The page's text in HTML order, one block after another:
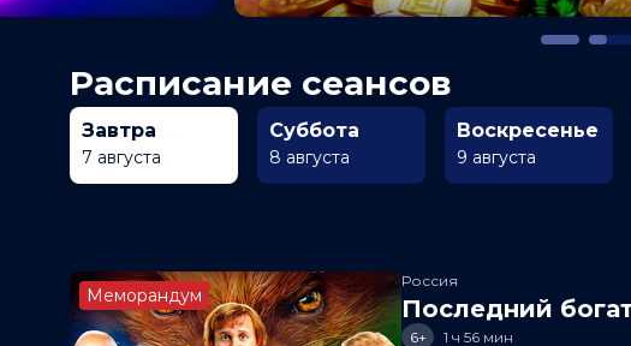
Расписание сеансов
Завтра
7 августа
Суббота
8 августа
Воскресенье
9 августа
Меморандум
Россия
Последний
6+
1 ч 56 мин